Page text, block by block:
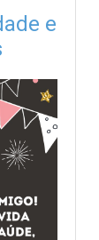
e